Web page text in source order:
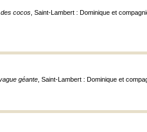
cocos , Saint-Lambert : Dominique et
géante , Saint-Lambert : Dominique et